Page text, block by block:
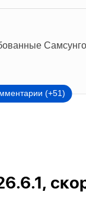
(+51)